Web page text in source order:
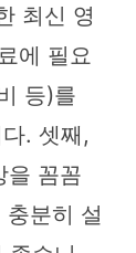
최신 영
에 필요
등)를
. 셋째,
을 꼼꼼
분히 설